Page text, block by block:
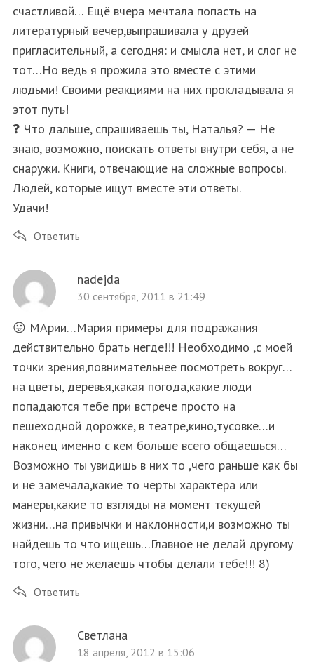
счастливой… Ещё вчера мечтала попасть на
литературный вечер,выпрашивала у друзей
пригласительный, а сегодня: и смысла нет, и слог не
тот…Но ведь я прожила это вместе с этими
людьми! Своими реакциями на них прокладывала я
этот путь!
❓ Что дальше, спрашиваешь ты, Наталья? — Не
знаю, возможно, поискать ответы внутри себя, а не
снаружи. Книги, отвечающие на сложные вопросы.
Людей, которые ищут вместе эти ответы.
Удачи!
Ответить
nadejda
30 сентября, 2011 в 21:49
😛 МАрии…Мария примеры для подражания
действительно брать негде!!! Необходимо ,с моей
точки зрения,повнимательнее посмотреть вокруг…
на цветы, деревья,какая погода,какие люди
попадаются тебе при встрече просто на
пешеходной дорожке, в театре,кино,тусовке…и
наконец именно с кем больше всего общаешься…
Возможно ты увидишь в них то ,чего раньше как бы
и не замечала,какие то черты характера или
манеры,какие то взгляды на момент текущей
жизни…на привычки и наклонности,и возможно ты
найдешь то что ищешь…Главное не делай другому
того, чего не желаешь чтобы делали тебе!!! 8)
Ответить
Светлана
18 апреля, 2012 в 15:06